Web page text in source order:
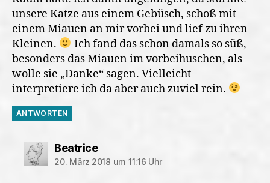
unsere Katze aus einem Gebüsch, schoß mit
einem Miauen an mir vorbei und lief zu ihren
Kleinen.
Ich fand das schon damals so süß,
besonders das Miauen im vorbeihuschen, als
wolle sie „Danke“ sagen. Vielleicht
interpretiere ich da aber auch zuviel rein.
ANTWORTEN
Beatricesagt:
20. März 2018 um 11:16 Uhr